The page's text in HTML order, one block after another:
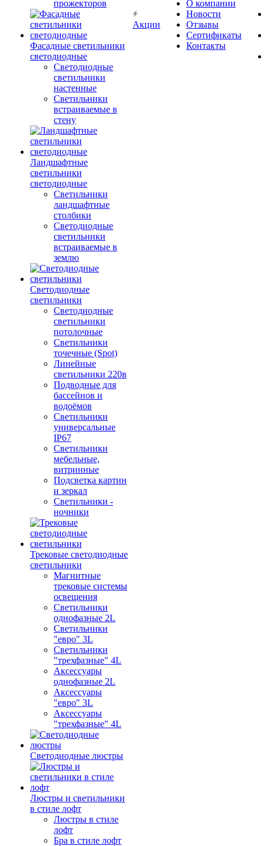
прожекторов
Фасадные светильники
светодиодные
Светодиодные
светильники
настенные
Светильники
встраиваемые в
стену
Ландшафтные
светильники
светодиодные
Светильники
ландшафтные
столбики
Светодиодные
светильники
встраиваемые в
землю
Светодиодные
светильники
Светодиодные
светильники
потолочные
Светильники
точечные (Spot)
Линейные
светильники 220в
Подводные для
бассейнов и
водоёмов
Светильники
универсальные
IP67
Светильники
мебельные,
витринные
Подсветка картин
и зеркал
Светильники -
ночники
Трековые светодиодные
светильники
Магнитные
трековые системы
освещения
Светильники
однофазные 2L
Светильники
"евро" 3L
Светильники
"трехфазные" 4L
Аксессуары
однофазные 2L
Аксессуары
"евро" 3L
Аксессуары
"трехфазные" 4L
Светодиодные люстры
Люстры и светильники
в стиле лофт
Люстры в стиле
лофт
Бра в стиле лофт
Акции
О компании
Новости
Отзывы
Сертификаты
Контакты